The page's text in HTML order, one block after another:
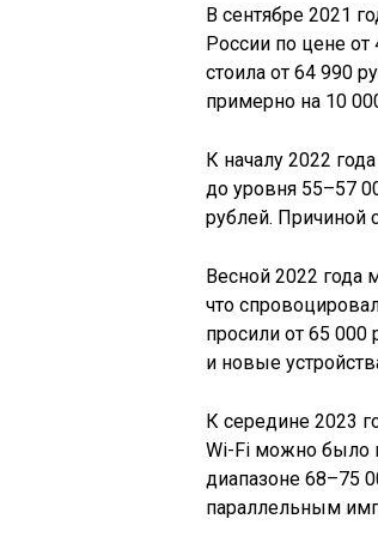
В сентябре 2021
России по цене
стоила от 64 990
примерно на 10
К началу 2022
до уровня 55–57
рублей. Причиной
Весной 2022 года
что
просили от 65
и новые
К середине 2023
Wi-Fi можно было
диапазоне 68–75
параллельным